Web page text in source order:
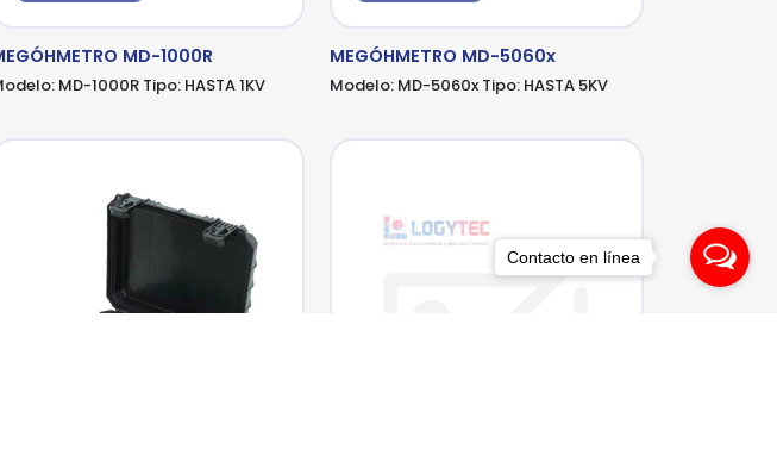
MD-1000R
MD-1000RTipo: HASTA 1KV
MEGÓHMETRO MD-5060x
Modelo: MD-5060xTipo: HASTA 5KV
Contacto en línea